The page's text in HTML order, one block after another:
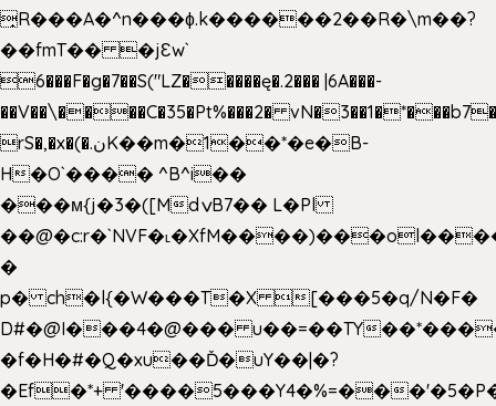
̟R���A�^n���ɸ.k������2��R�\m��?
��fmT�� �jԐw`
6���F�g�7��S("LZ�����ę�.2��� |6A���-
��V��\����C�35�Pt%���2�
rS�,�x�(�.نK��m�1��*�e�B-
H�O`���� ^B^i��
���м{j�3�([MdݍB7�� L�Pl
�
p� ch�l{�W���T�X [���5�q/N�F�
D#�@I���4�@��� u��=��TY
�f�H�#�Q�xu��Ď�uY��|�?
�Ef�*+ '����5���Y4�%=��